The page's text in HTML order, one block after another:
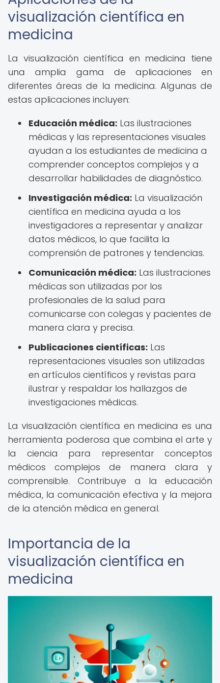
visualización científica en
medicina
La visualización científica en medicina tiene
una amplia gama de aplicaciones en
diferentes áreas de la medicina. Algunas de
estas aplicaciones incluyen:
Educación médica: Las ilustraciones
médicas y las representaciones visuales
ayudan a los estudiantes de medicina a
comprender conceptos complejos y a
desarrollar habilidades de diagnóstico.
Investigación médica: La visualización
científica en medicina ayuda a los
investigadores a representar y analizar
datos médicos, lo que facilita la
comprensión de patrones y tendencias.
Comunicación médica: Las ilustraciones
médicas son utilizadas por los
profesionales de la salud para
comunicarse con colegas y pacientes de
manera clara y precisa.
Publicaciones científicas: Las
representaciones visuales son utilizadas
en artículos científicos y revistas para
ilustrar y respaldar los hallazgos de
investigaciones médicas.
La visualización científica en medicina es una
herramienta poderosa que combina el arte y
la ciencia para representar conceptos
médicos complejos de manera clara y
comprensible. Contribuye a la educación
médica, la comunicación efectiva y la mejora
de la atención médica en general.
Importancia de la
visualización científica en
medicina